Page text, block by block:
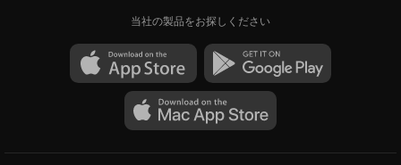
当社の製品をお探しください